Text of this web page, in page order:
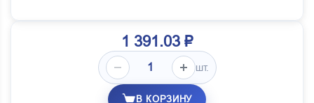
1 391.03 ₽
шт.
В КОРЗИНУ